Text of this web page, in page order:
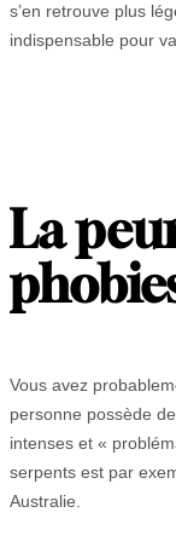
s’en retrouve plus
indispensable pour
La
Vous avez
personne possède
intenses et «
serpents est par
Australie.